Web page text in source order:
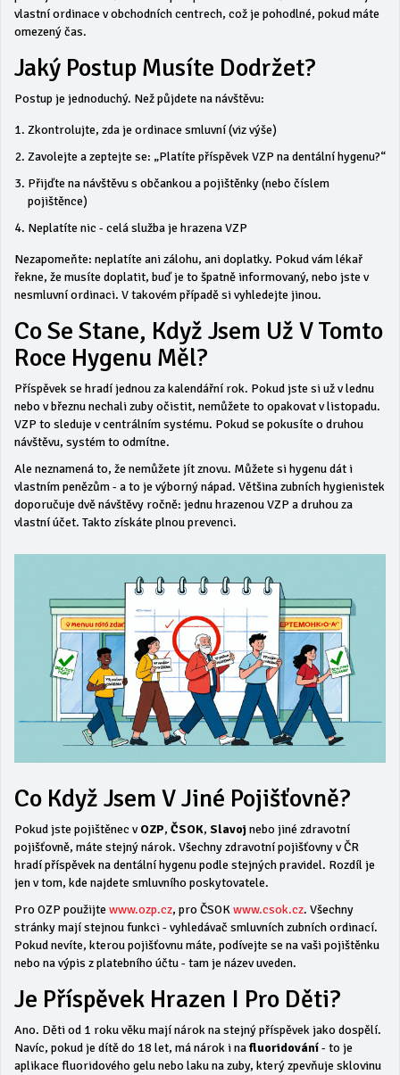
vlastní ordinace v obchodních centrech, což je pohodlné, pokud máte
omezený čas.
Jaký Postup Musíte Dodržet?
Postup je jednoduchý. Než půjdete na návštěvu:
Zkontrolujte, zda je ordinace smluvní (viz výše)
Zavolejte a zeptejte se: „Platíte příspěvek VZP na dentální hygenu?“
Přijďte na návštěvu s občankou a pojištěnky (nebo číslem
pojištěnce)
Neplatíte nic - celá služba je hrazena VZP
Nezapomeňte: neplatíte ani zálohu, ani doplatky. Pokud vám lékař
řekne, že musíte doplatit, buď je to špatně informovaný, nebo jste v
nesmluvní ordinaci. V takovém případě si vyhledejte jinou.
Co Se Stane, Když Jsem Už V Tomto
Roce Hygenu Měl?
Příspěvek se hradí jednou za kalendářní rok. Pokud jste si už v lednu
nebo v březnu nechali zuby očistit, nemůžete to opakovat v listopadu.
VZP to sleduje v centrálním systému. Pokud se pokusíte o druhou
návštěvu, systém to odmítne.
Ale neznamená to, že nemůžete jít znovu. Můžete si hygenu dát i
vlastním penězům - a to je výborný nápad. Většina zubních hygienistek
doporučuje dvě návštěvy ročně: jednu hrazenou VZP a druhou za
vlastní účet. Takto získáte plnou prevenci.
Co Když Jsem V Jiné Pojišťovně?
Pokud jste pojištěnec vOZP, ČSOK, Slavojnebo jiné zdravotní
pojišťovně, máte stejný nárok. Všechny zdravotní pojišťovny v ČR
hradí příspěvek na dentální hygenu podle stejných pravidel. Rozdíl je
jen v tom, kde najdete smluvního poskytovatele.
Pro OZP použijte www.ozp.cz, pro ČSOKwww.csok.cz. Všechny
stránky mají stejnou funkci - vyhledávač smluvních zubních ordinací.
Pokud nevíte, kterou pojišťovnu máte, podívejte se na vaši pojištěnku
nebo na výpis z platebního účtu - tam je název uveden.
Je Příspěvek Hrazen I Pro Děti?
Ano. Děti od 1 roku věku mají nárok na stejný příspěvek jako dospělí.
Navíc, pokud je dítě do 18 let, má nárok i nafluoridování- to je
aplikace fluoridového gelu nebo laku na zuby, který zpevňuje sklovinu